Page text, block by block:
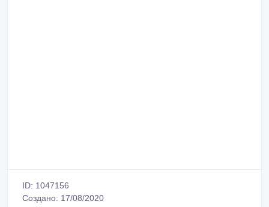
ID: 1047156
Создано: 17/08/2020